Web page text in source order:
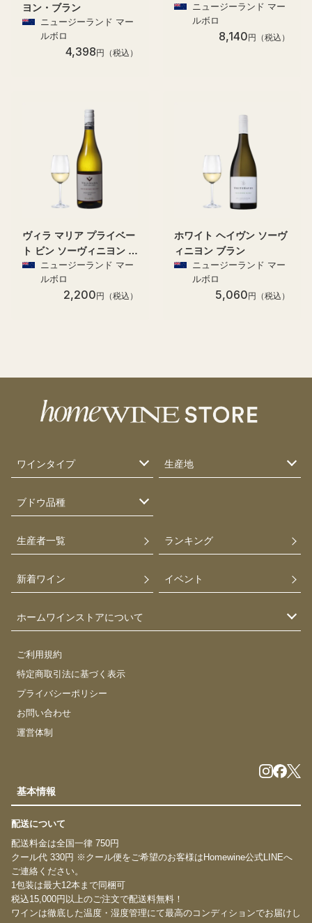
ヨン・ブラン
ニュージーランド マー
ルボロ
4,398 円（税込）
ニュージーランド マー
ルボロ
8,140 円（税込）
ヴィラ マリア プライベー
ト ビン ソーヴィニヨン ブ
ランニュージーランド マー
ルボロ
2,200 円（税込）
ホワイト ヘイヴン ソーヴ
ィニヨン ブラン
ニュージーランド マー
ルボロ
5,060 円（税込）
ワインタイプ 生産地
ブドウ品種
生産者一覧 ランキング
新着ワイン イベント
ホームワインストアについて
ご利用規約
特定商取引法に基づく表示
プライバシーポリシー
お問い合わせ
運営体制
基本情報
配送について
配送料金は全国一律 750円
クール代 330円 ※クール便をご希望のお客様はHomewine公式LINEへ
ご連絡ください。
1包装は最大12本まで同梱可
税込15,000円以上のご注文で配送料無料！
ワインは徹底した温度・湿度管理にて最高のコンディションでお届けし